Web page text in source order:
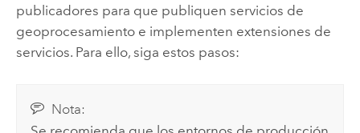
publicadores para que publiquen servicios de
geoprocesamiento e implementen extensiones de
servicios. Para ello, siga estos pasos:
Nota: